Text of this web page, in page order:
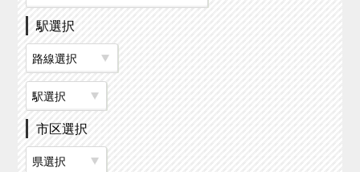
駅選択
市区選択